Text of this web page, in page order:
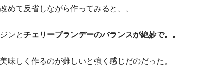
改めて反省しながら作ってみると、、
ジンとチェリーブランデーのバランスが絶妙で。。
美味しく作るのが難しいと強く感じだのだった。